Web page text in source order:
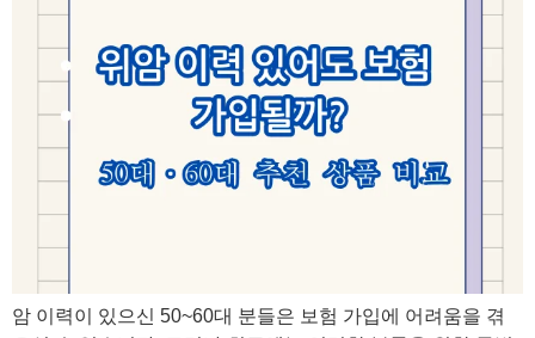
암 이력이 있으신 50~60대 분들은 보험 가입에 어려움을 겪